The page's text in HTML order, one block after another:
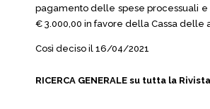
pagamento delle spese processuali
€ 3.000,00 in favore della Cassa delle
Così deciso il 16/04/2021
RICERCA GENERALE su tutta la